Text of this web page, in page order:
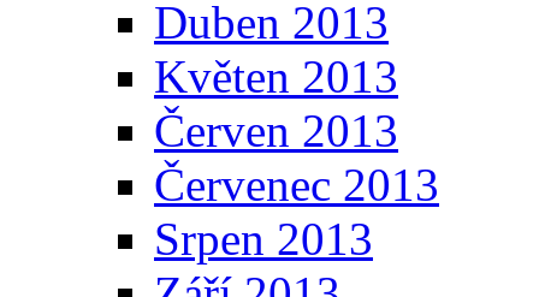
Duben 2013
Květen 2013
Červen 2013
Červenec 2013
Srpen 2013